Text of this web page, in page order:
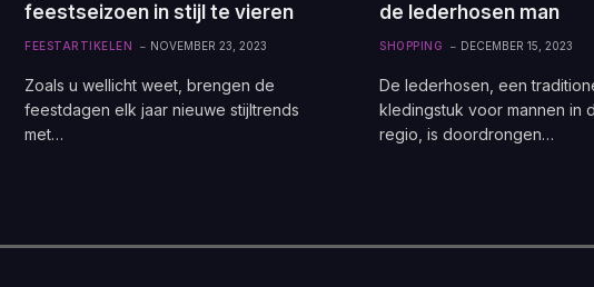
feestseizoen in stijl te vieren
FEESTARTIKELEN NOVEMBER 23, 2023
Zoals u wellicht weet, brengen de
feestdagen elk jaar nieuwe stijltrends
met…
de lederhosen man
SHOPPING DECEMBER 15, 2023
De lederhosen, een
kledingstuk voor mannen in
regio, is doordrongen…